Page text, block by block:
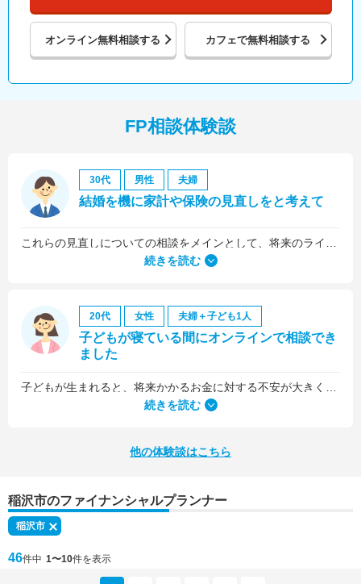
オンライン無料相談する カフェで無料相談する
FP相談体験談
30代 男性 夫婦
結婚を機に家計や保険の見直しをと考えて
続きを読む
20代 女性 夫婦＋子ども1人
子どもが寝ている間にオンラインで相談でき
ました
何より、とても親身になって対応してくださって大満足。うちと同じように子どもの将来のお金のことで悩んでいる友人にも教えました。
続きを読む
他の体験談はこちら
稲沢市のファイナンシャルプランナー
稲沢市
46件中 1〜10件を表示